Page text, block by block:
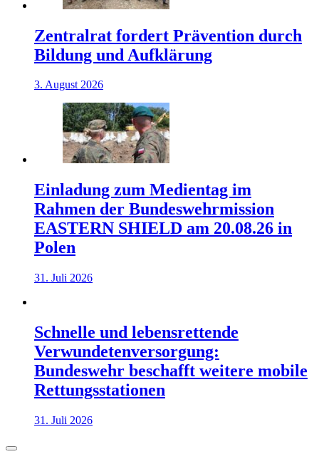
Zentralrat fordert Prävention durch
Bildung und Aufklärung
3. August 2026
Einladung zum Medientag im
Rahmen der Bundeswehrmission
EASTERN SHIELD am 20.08.26 in
Polen
31. Juli 2026
Schnelle und lebensrettende
Verwundetenversorgung:
Bundeswehr beschafft weitere mobile
Rettungsstationen
31. Juli 2026